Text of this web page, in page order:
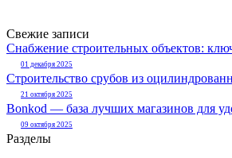
Свежие записи
Снабжение строительных объектов:
01 декабря 2025
Строительство срубов из
21 октября 2025
Bonkod — база лучших магазинов для
09 октября 2025
Разделы